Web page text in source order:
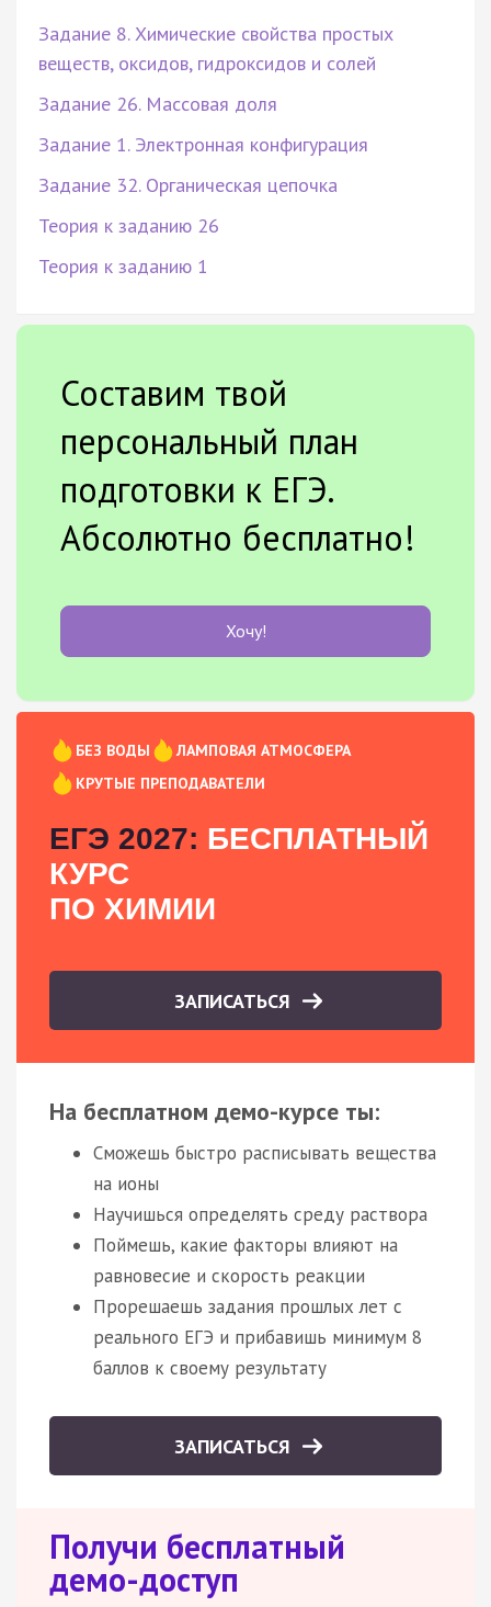
Задание 8. Химические свойства простых
веществ, оксидов, гидроксидов и солей
Задание 26. Массовая доля
Задание 1. Электронная конфигурация
Задание 32. Органическая цепочка
Теория к заданию 26
Теория к заданию 1
Составим твой
персональный план
подготовки к ЕГЭ.
Абсолютно бесплатно!
Хочу!
БЕЗ ВОДЫ
ЛАМПОВАЯ АТМОСФЕРА
КРУТЫЕ ПРЕПОДАВАТЕЛИ
ЕГЭ 2027: БЕСПЛАТНЫЙ
КУРС
ПО ХИМИИ
ЗАПИСАТЬСЯ
На бесплатном демо-курсе ты:
Сможешь быстро расписывать вещества
на ионы
Научишься определять среду раствора
Поймешь, какие факторы влияют на
равновесие и скорость реакции
Прорешаешь задания прошлых лет с
реального ЕГЭ и прибавишь минимум 8
баллов к своему результату
ЗАПИСАТЬСЯ
Получи бесплатный
демо-доступ